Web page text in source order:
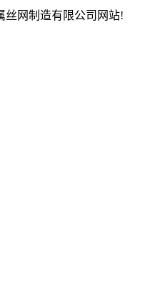
丝网制造有限公司网站!